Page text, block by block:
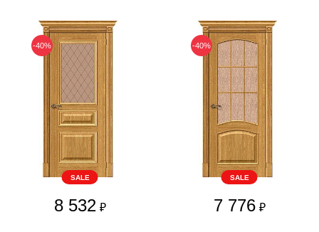
-40%
SALE
8 532 ₽
-40%
SALE
7 776 ₽